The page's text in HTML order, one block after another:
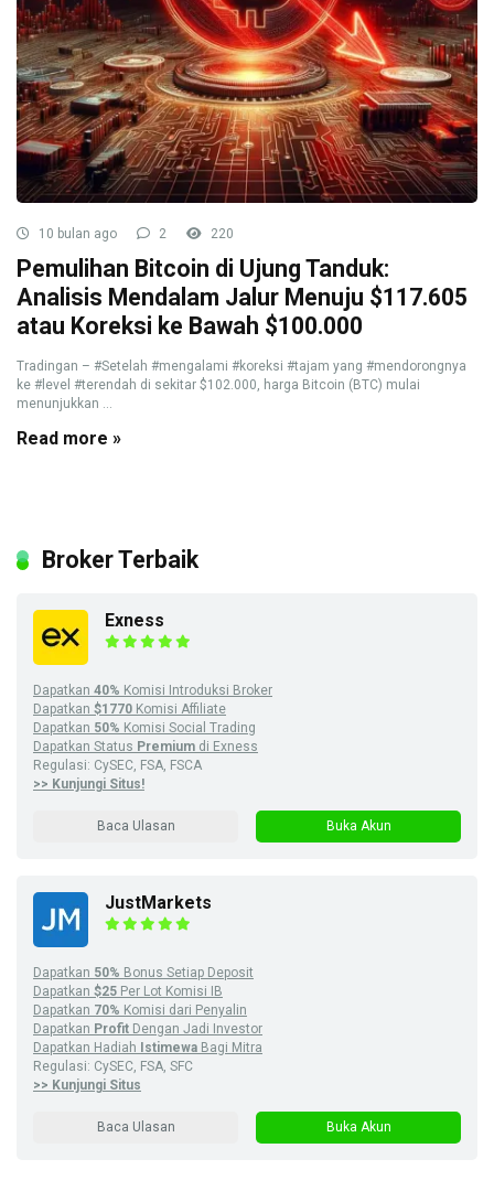
10 bulan ago 2 220
Pemulihan Bitcoin di Ujung Tanduk:
Analisis Mendalam Jalur Menuju $117.605
atau Koreksi ke Bawah $100.000
Tradingan – #Setelah #mengalami #koreksi #tajam yang #mendorongnya
ke #level #terendah di sekitar $102.000, harga Bitcoin (BTC) mulai
menunjukkan ...
Read more »
Broker Terbaik
Exness
Dapatkan 40% Komisi Introduksi Broker
Dapatkan $1770 Komisi Affiliate
Dapatkan 50% Komisi Social Trading
Dapatkan Status Premium di Exness
Regulasi: CySEC, FSA, FSCA
>> Kunjungi Situs!
Baca Ulasan Buka Akun
JustMarkets
Dapatkan 50% Bonus Setiap Deposit
Dapatkan $25 Per Lot Komisi IB
Dapatkan 70% Komisi dari Penyalin
Dapatkan Profit Dengan Jadi Investor
Dapatkan Hadiah Istimewa Bagi Mitra
Regulasi: CySEC, FSA, SFC
>> Kunjungi Situs
Baca Ulasan Buka Akun